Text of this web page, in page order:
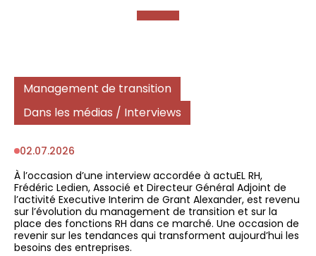
Management de transition
Dans les médias / Interviews
02.07.2026
À l’occasion d’une interview accordée à actuEL RH,
Frédéric Ledien, Associé et Directeur Général Adjoint de
l’activité Executive Interim de Grant Alexander, est revenu
sur l’évolution du management de transition et sur la
place des fonctions RH dans ce marché. Une occasion de
revenir sur les tendances qui transforment aujourd’hui les
besoins des entreprises.